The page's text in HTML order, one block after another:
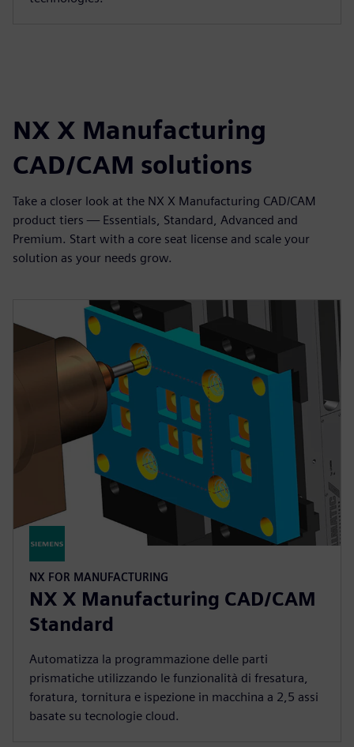
NX X Manufacturing
CAD/CAM solutions
Take a closer look at the NX X Manufacturing CAD/CAM
product tiers — Essentials, Standard, Advanced and
Premium. Start with a core seat license and scale your
solution as your needs grow.
NX FOR MANUFACTURING
NX X Manufacturing CAD/CAM
Standard
Automatizza la programmazione delle parti
prismatiche utilizzando le funzionalità di fresatura,
foratura, tornitura e ispezione in macchina a 2,5 assi
basate su tecnologie cloud.